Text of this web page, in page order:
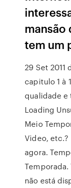
mansão
tem um
29 Set 2011
capitulo 1 à
qualidade e
Loading
Meio
Video, etc.?
agora.
Temporada.
não está